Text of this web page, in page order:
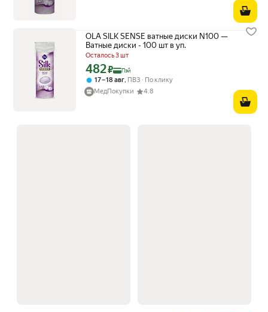
OLA SILK SENSE ватные диски N100 —
Ватные диски - 100 шт в уп.
Осталось 3 шт
Цена с картой Яндекс Пэй 482 ₽ вместо
482₽ Пэй
17 – 18 авг, ПВЗ
По клику
МедПокупки
4.8